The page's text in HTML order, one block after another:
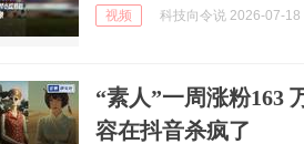
视频 科技向令说 2026-07-18
“素人”一周涨粉163
容在抖音杀疯了